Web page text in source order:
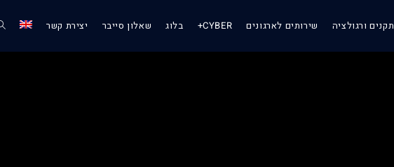
תקנים ורגולציה שירותים לארגונים CYBER+ בלוג שאלון סייבר יצירת קשר